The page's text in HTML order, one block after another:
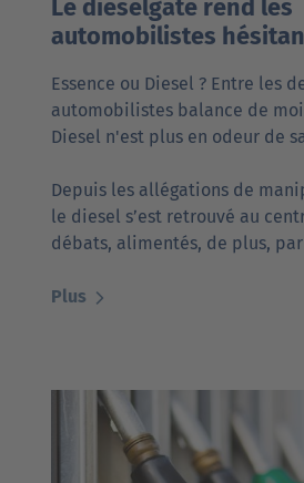
Le dieselgate rend les
automobilistes
Essence ou Diesel ? Entre les
automobilistes balance de
Diesel n'est plus en odeur de
Depuis les allégations de
le diesel s’est retrouvé au
débats, alimentés, de plus,
Plus